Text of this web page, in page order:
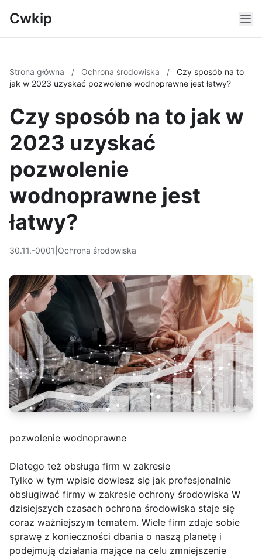
Cwkip
Strona główna / Ochrona środowiska /
Czy sposób na to
jak w 2023 uzyskać pozwolenie wodnoprawne jest łatwy?
Czy sposób na to jak w
2023 uzyskać
pozwolenie
wodnoprawne jest
łatwy?
30.11.-0001 Ochrona środowiska
pozwolenie wodnoprawne
Dlatego też obsługa firm w zakresie
Tylko w tym wpisie dowiesz się jak profesjonalnie
obsługiwać firmy w zakresie ochrony środowiska W
dzisiejszych czasach ochrona środowiska staje się
coraz ważniejszym tematem. Wiele firm zdaje sobie
sprawę z konieczności dbania o naszą planetę i
podejmują działania mające na celu zmniejszenie